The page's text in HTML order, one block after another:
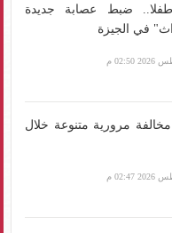
11 طفلا.. ضبط عصابة جديدة
في الجيزة
ضبط 116440 مخالفة مرورية متنوعة خلال